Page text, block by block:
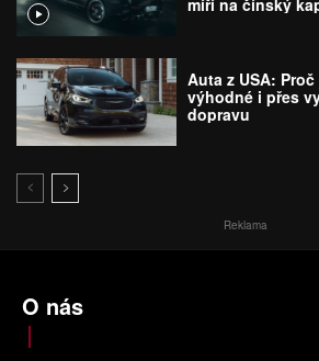
Auta z USA:
výhodné i přes
dopravu
Reklama
O nás